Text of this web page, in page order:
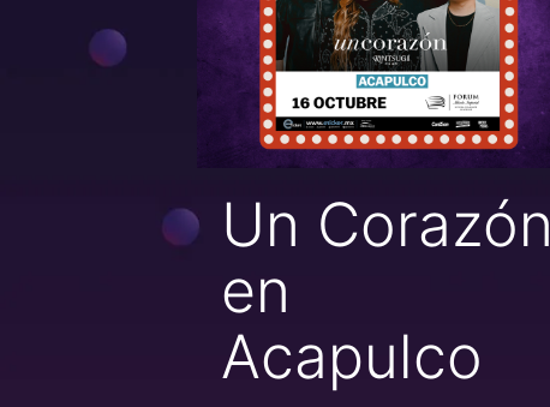
Un Corazón
en
Acapulco